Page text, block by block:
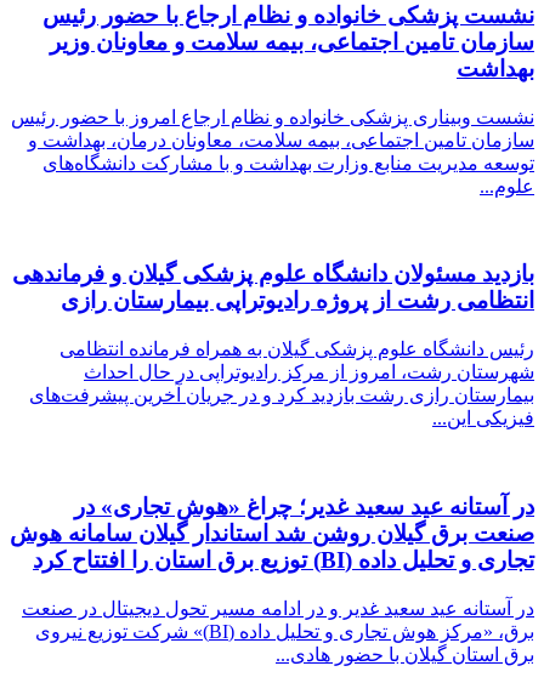
نشست پزشکی خانواده و نظام ارجاع با حضور رئیس
سازمان تامین اجتماعی، بیمه سلامت و معاونان وزیر
بهداشت
نشست وبیناری پزشکی خانواده و نظام ارجاع امروز با حضور رئیس
سازمان تامین اجتماعی، بیمه سلامت، معاونان درمان، بهداشت و
توسعه مدیریت منابع وزارت بهداشت و با مشارکت دانشگاه‌های
علوم...
بازدید مسئولان دانشگاه علوم پزشکی گیلان و فرماندهی
انتظامی رشت از پروژه رادیوتراپی بیمارستان رازی
رئیس دانشگاه علوم پزشکی گیلان به همراه فرمانده انتظامی
شهرستان رشت، امروز از مرکز رادیوتراپی در حال احداث
بیمارستان رازی رشت بازدید کرد و در جریان آخرین پیشرفت‌های
فیزیکی این...
در آستانه عید سعید غدیر؛ چراغ «هوش تجاری» در
صنعت برق گیلان روشن شد استاندار گیلان سامانه هوش
تجاری و تحلیل داده (BI) توزیع برق استان را افتتاح کرد
در آستانه عید سعید غدیر و در ادامه مسیر تحول دیجیتال در صنعت
برق، «مرکز هوش تجاری و تحلیل داده (BI)» شرکت توزیع نیروی
برق استان گیلان با حضور هادی...